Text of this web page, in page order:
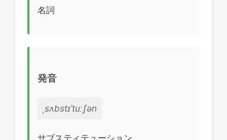
名詞
発音
ˌsʌbstɪˈtuːʃən